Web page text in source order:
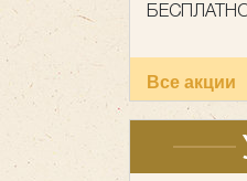
Все акции